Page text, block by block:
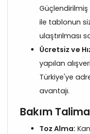
ile tablonun
ulaştırılması
Ücretsiz ve
yapılan
Türkiye'ye
avantajı.
Bakım
Toz Alma: